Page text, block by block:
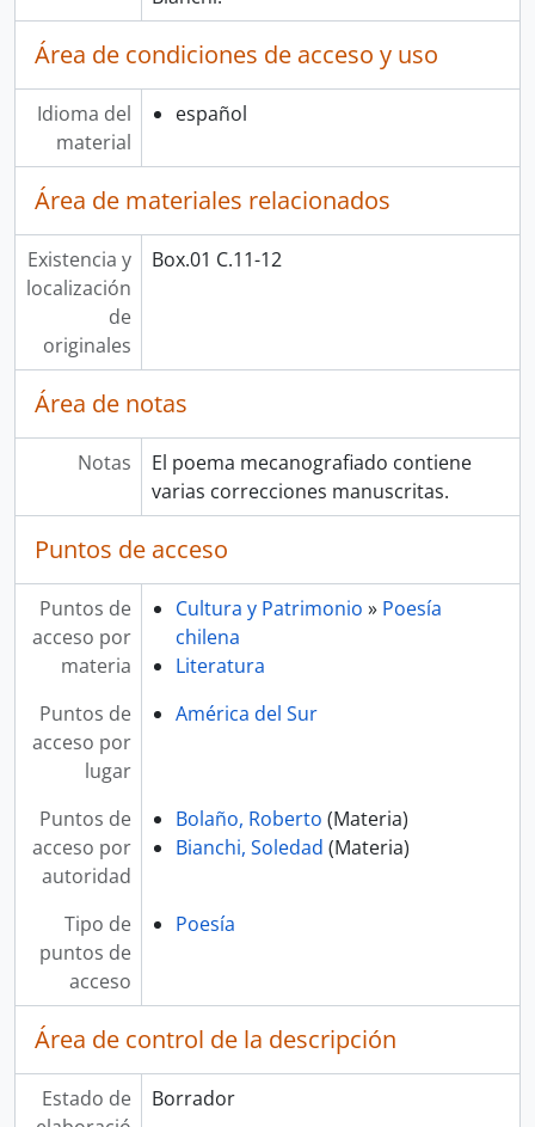
Área de condiciones de acceso y uso
Idioma del
material
español
Área de materiales relacionados
Existencia y
localización
de
originales
Box.01 C.11-12
Área de notas
Notas
El poema mecanografiado contiene
varias correcciones manuscritas.
Puntos de acceso
Puntos de
acceso por
materia
Cultura y Patrimonio » Poesía
chilena
Literatura
Puntos de
acceso por
lugar
América del Sur
Puntos de
acceso por
autoridad
Bolaño, Roberto (Materia)
Bianchi, Soledad (Materia)
Tipo de
puntos de
acceso
Poesía
Área de control de la descripción
Estado de
Borrador